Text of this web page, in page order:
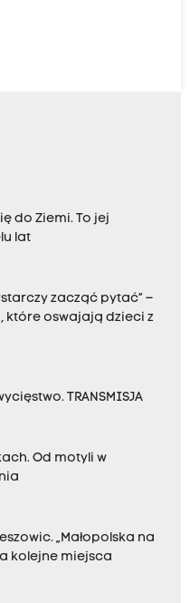
do Ziemi. To jej
lat
zacząć pytać” –
które oswajają dzieci z
TRANSMISJA
Od motyli w
„Małopolska na
kolejne miejsca